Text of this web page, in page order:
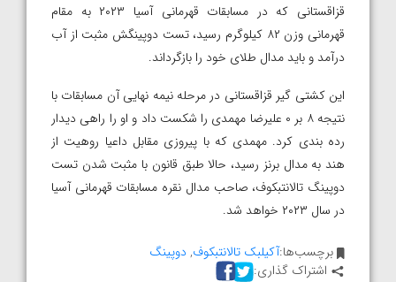
قزاقستانی که در مسابقات قهرمانی آسیا ۲۰۲۳ به مقام
قهرمانی وزن ۸۲ کیلوگرم رسید، تست دوپینگش مثبت از آب
درآمد و باید مدال طلای خود را بازگرداند.
این کشتی گیر قزاقستانی در مرحله نیمه نهایی آن مسابقات با
نتیجه ۸ بر ۰ علیرضا مهمدی را شکست داد و او را راهی دیدار
رده بندی کرد. مهمدی که با پیروزی مقابل داعیا روهیت از
هند به مدال برنز رسید، حالا طبق قانون با مثبت شدن تست
دوپینگ تالانتبکوف، صاحب مدال نقره مسابقات قهرمانی آسیا
در سال ۲۰۲۳ خواهد شد.
برچسب‌ها:آکیلبک تالانتبکوف, دوپینگ
اشتراک گذاری: